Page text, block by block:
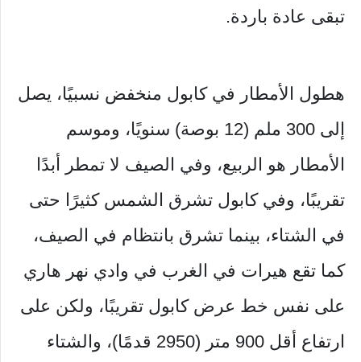
تبقى عادة باردة.
هطول الأمطار في كابول منخفض نسبيًا، يصل
إلى 300 ملم (12 بوصة) سنويًا، وموسم
الأمطار هو الربيع، وفي الصيف لا تمطر أبدًا
تقريبًا، وفي كابول تشرق الشمس كثيرًا حتى
في الشتاء، بينما تشرق بانتظام في الصيف،
كما تقع هيرات في الغرب في وادي نهر هاري
على نفس خط عرض كابول تقريبًا، ولكن على
ارتفاع أقل 900 متر (2950 قدمًا)، والشتاء